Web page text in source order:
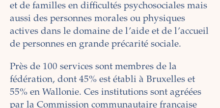
et de familles en difficultés psychosociales mais
aussi des personnes morales ou physiques
actives dans le domaine de l’aide et de l’accueil
de personnes en grande précarité sociale.
Près de 100 services sont membres de la
fédération, dont 45% est établi à Bruxelles et
55% en Wallonie. Ces institutions sont agréées
par la Commission communautaire française